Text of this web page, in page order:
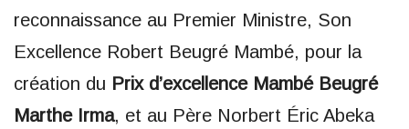
reconnaissance au Premier Ministre, Son
Excellence Robert Beugré Mambé, pour la
création du Prix d’excellence Mambé Beugré
Marthe Irma, et au Père Norbert Éric Abeka